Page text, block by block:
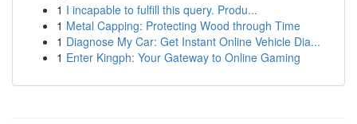
1 I incapable to fulfill this query. Produ...
1 Metal Capping: Protecting Wood through Time
1 Diagnose My Car: Get Instant Online Vehicle Dia...
1 Enter Kingph: Your Gateway to Online Gaming